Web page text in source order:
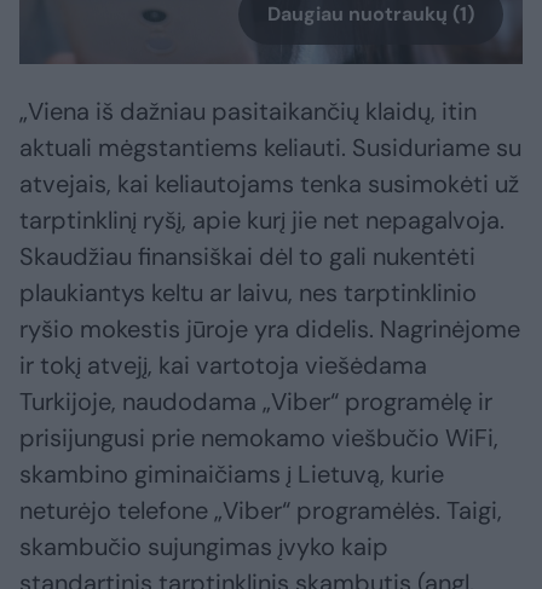
Daugiau nuotraukų (1)
„Viena iš dažniau pasitaikančių klaidų, itin
aktuali mėgstantiems keliauti. Susiduriame su
atvejais, kai keliautojams tenka susimokėti už
tarptinklinį ryšį, apie kurį jie net nepagalvoja.
Skaudžiau finansiškai dėl to gali nukentėti
plaukiantys keltu ar laivu, nes tarptinklinio
ryšio mokestis jūroje yra didelis. Nagrinėjome
ir tokį atvejį, kai vartotoja viešėdama
Turkijoje, naudodama „Viber“ programėlę ir
prisijungusi prie nemokamo viešbučio WiFi,
skambino giminaičiams į Lietuvą, kurie
neturėjo telefone „Viber“ programėlės. Taigi,
skambučio sujungimas įvyko kaip